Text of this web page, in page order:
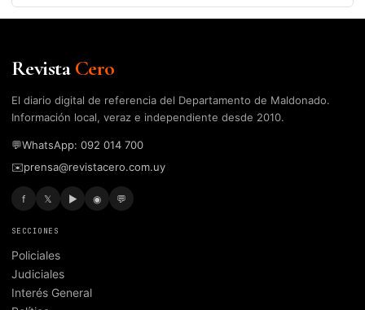
RevistaCero
El diario digital de referencia del Departamento de Maldonado.
Información local, veraz e independiente desde 2010.
💬WhatsApp: 092 014 700
✉️prensa@revistacero.com.uy
f 𝕏 ▶ ◉ 💬
SECCIONES
Policiales
Judiciales
Interés General